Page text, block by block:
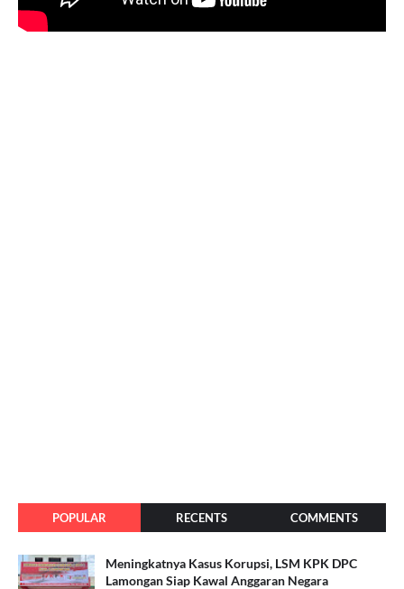
POPULAR RECENTS COMMENTS
Meningkatnya Kasus Korupsi, LSM KPK DPC
Lamongan Siap Kawal Anggaran Negara